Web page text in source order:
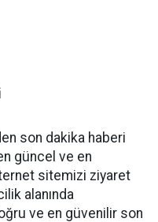
son dakika haberi
güncel ve en
sitemizi ziyaret
alanında
ve en güvenilir son